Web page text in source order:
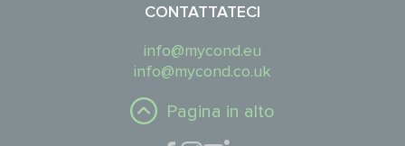
CONTATTATECI
info@mycond.eu
info@mycond.co.uk
Pagina in alto